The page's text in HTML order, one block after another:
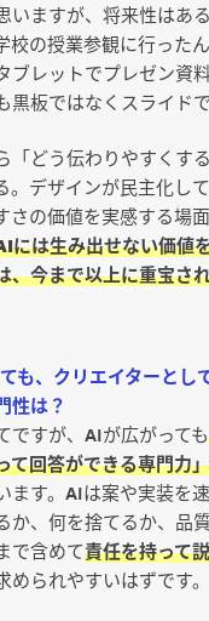
いますが、将来性はあ
校の授業参観に行った
ブレットでプレゼン資
黒板ではなくスライド
「どう伝わりやすくす
。デザインが民主化し
さの価値を実感する場面
には生み出せない価値
、今まで以上に重宝さ
も、クリエイターとし
性は？
ですが、AIが広がっても
て回答ができる専門力
ます。AIは案や実装を
か、何を捨てるか、品
で含めて責任を持って
められやすいはずです。